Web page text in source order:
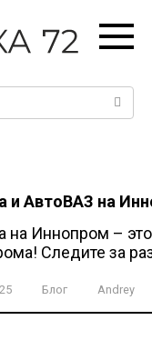
и АвтоВАЗ на
Иннопром – это
Следите за
Блог Andrey